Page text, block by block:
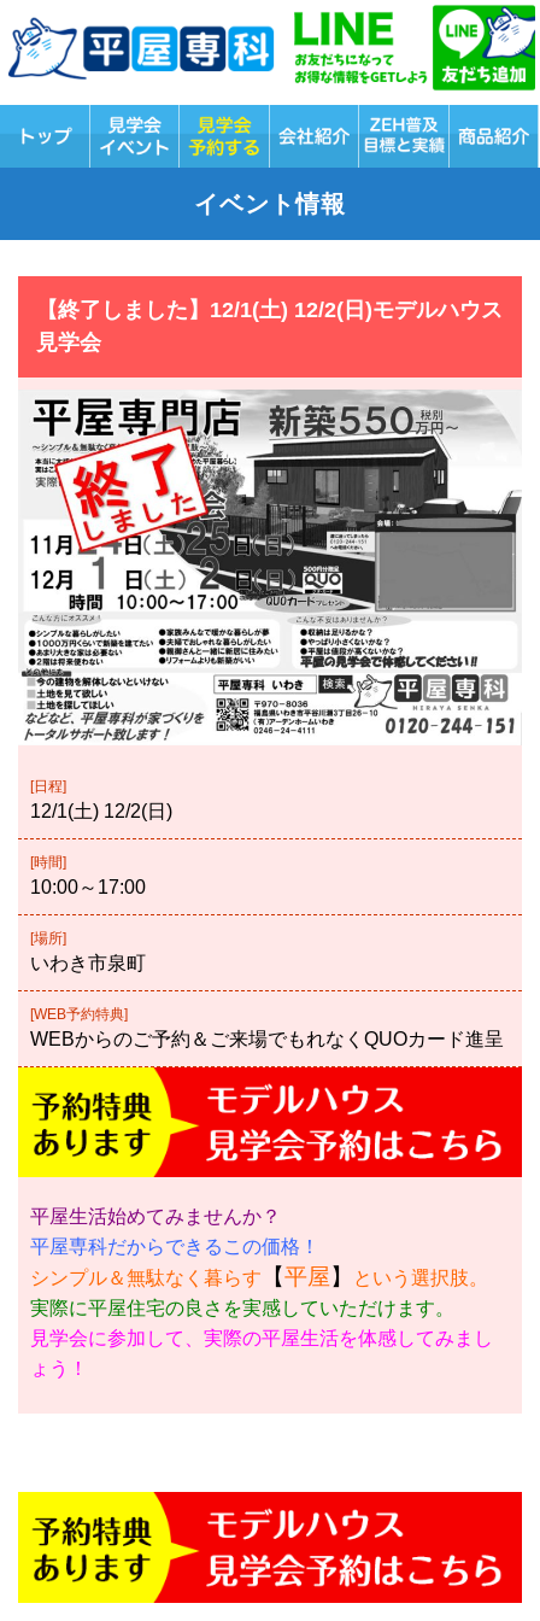
イベント情報
【終了しました】12/1(土) 12/2(日)モデルハウス
見学会
[日程]
12/1(土) 12/2(日)
[時間]
10:00～17:00
[場所]
いわき市泉町
[WEB予約特典]
WEBからのご予約＆ご来場でもれなくQUOカード進呈
平屋生活始めてみませんか？
平屋専科だからできるこの価格！
シンプル＆無駄なく暮らす
【平屋】
という選択肢。
実際に平屋住宅の良さを実感していただけます。
見学会に参加して、実際の平屋生活を体感してみまし
ょう！